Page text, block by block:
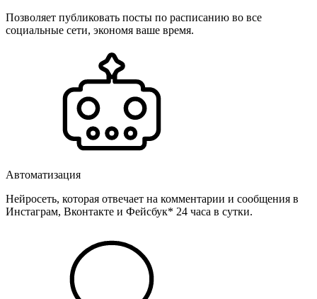
Позволяет публиковать посты по расписанию во все
социальные сети, экономя ваше время.
Автоматизация
Нейросеть, которая отвечает на комментарии и сообщения в
Инстаграм, Вконтакте и Фейсбук* 24 часа в сутки.